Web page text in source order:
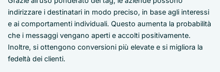
indirizzare i destinatari in modo preciso, in base agli interessi
e ai comportamenti individuali. Questo aumenta la probabilità
che i messaggi vengano aperti e accolti positivamente.
Inoltre, si ottengono conversioni più elevate e si migliora la
fedeltà dei clienti.